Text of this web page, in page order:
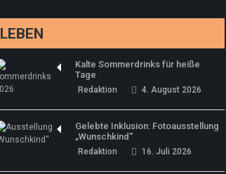
LEBEN
Kalte Sommerdrinks für heiße
Tage
Redaktion 4. August 2026
Gelebte Inklusion: Fotoausstellung
„Wunschkind“
Redaktion 16. Juli 2026